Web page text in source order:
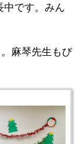
中です。みん
麻琴先生もび